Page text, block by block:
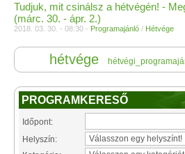
Tudjuk, mit csinálsz a hétvégén! -
(márc. 30. - ápr. 2.)
2018. 03. 30. - 08:30 - Programajánló / Hétvége
hétvége
PROGRAMKERESŐ
Időpont:
Helyszín: